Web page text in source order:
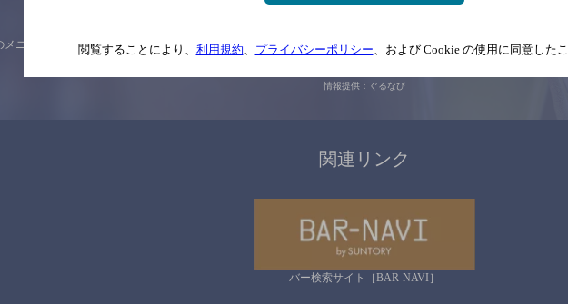
ニューや営業時間などの掲載情報については、 予告なしに変更されることがありますので、 念のためお店にご確
情報提供：ぐるなび
関連リンク
バー検索サイト［BAR-NAVI］
閲覧することにより、 利用規約 プライバシーポリシー 、および Cookie の使用に同意した